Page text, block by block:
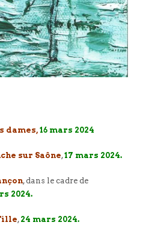
dames, 16 mars 2024
sur Saône,17 mars 2024.
, dans le cadre de
2024.
, 24 mars 2024.